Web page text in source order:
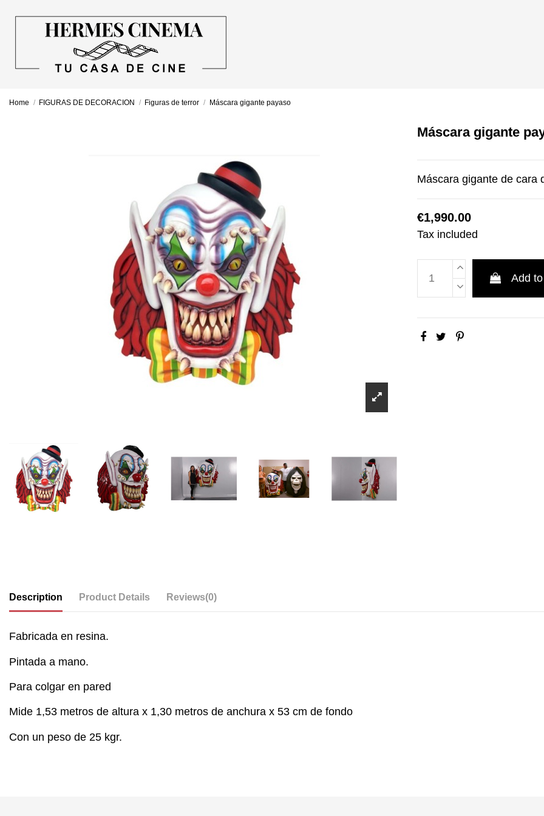
Home FIGURAS DE DECORACION Figuras de terror Máscara gigante payaso
Máscara gigante
Máscara gigante de cara
€1,990.00
Tax included
Add
Description Product Details Reviews(0)
Fabricada en resina.
Pintada a mano.
Para colgar en pared
Mide 1,53 metros de altura x 1,30 metros de anchura x 53 cm de fondo
Con un peso de 25 kgr.